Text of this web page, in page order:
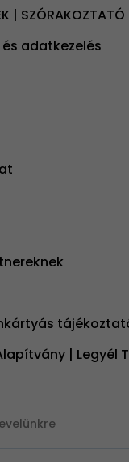
|
adatkezelés
| Legyél